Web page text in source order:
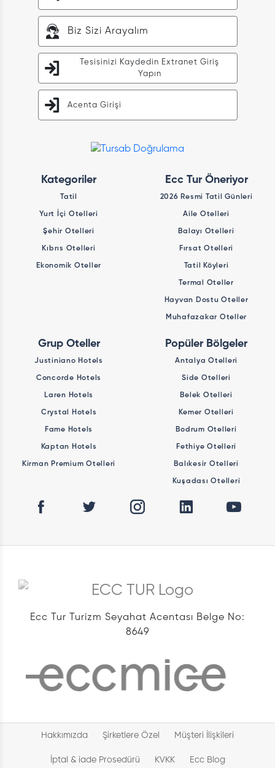
Biz Sizi Arayalım
Tesisinizi Kaydedin Extranet Giriş
Yapın
Acenta Girişi
Kategoriler
Tatil
Yurt İçi Otelleri
Şehir Otelleri
Kıbrıs Otelleri
Ekonomik Oteller
Ecc Tur Öneriyor
2026 Resmi Tatil Günleri
Aile Otelleri
Balayı Otelleri
Fırsat Otelleri
Tatil Köyleri
Termal Oteller
Hayvan Dostu Oteller
Muhafazakar Oteller
Grup Oteller
Justiniano Hotels
Concorde Hotels
Laren Hotels
Crystal Hotels
Fame Hotels
Kaptan Hotels
Kirman Premium Otelleri
Popüler Bölgeler
Antalya Otelleri
Side Otelleri
Belek Otelleri
Kemer Otelleri
Bodrum Otelleri
Fethiye Otelleri
Balıkesir Otelleri
Kuşadası Otelleri
Ecc Tur Turizm Seyahat Acentası Belge No:
8649
Hakkımızda Şirketlere Özel Müşteri İlişkileri
İptal & iade Prosedürü KVKK Ecc Blog